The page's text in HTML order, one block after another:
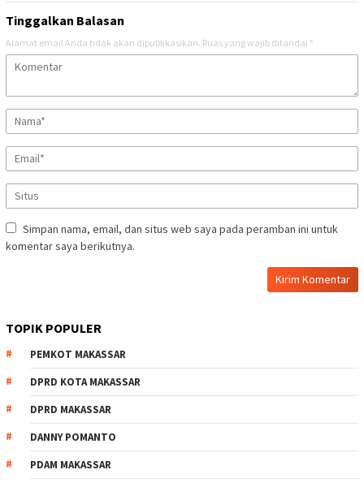
Tinggalkan Balasan
Alamat email Anda tidak akan dipublikasikan. Ruas yang wajib ditandai *
Simpan nama, email, dan situs web saya pada peramban ini untuk
komentar saya berikutnya.
TOPIK POPULER
PEMKOT MAKASSAR
DPRD KOTA MAKASSAR
DPRD MAKASSAR
DANNY POMANTO
PDAM MAKASSAR